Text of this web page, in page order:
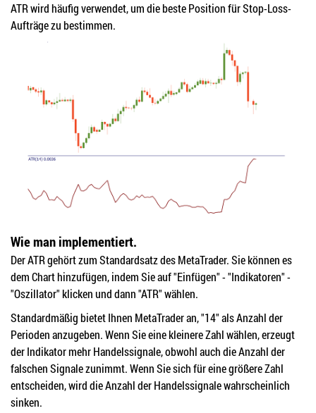
ATR wird häufig verwendet, um die beste Position für Stop-Loss-
Aufträge zu bestimmen.
Wie man implementiert.
Der ATR gehört zum Standardsatz des MetaTrader. Sie können es
dem Chart hinzufügen, indem Sie auf "Einfügen" - "Indikatoren" -
"Oszillator" klicken und dann "ATR" wählen.
Standardmäßig bietet Ihnen MetaTrader an, "14" als Anzahl der
Perioden anzugeben. Wenn Sie eine kleinere Zahl wählen, erzeugt
der Indikator mehr Handelssignale, obwohl auch die Anzahl der
falschen Signale zunimmt. Wenn Sie sich für eine größere Zahl
entscheiden, wird die Anzahl der Handelssignale wahrscheinlich
sinken.